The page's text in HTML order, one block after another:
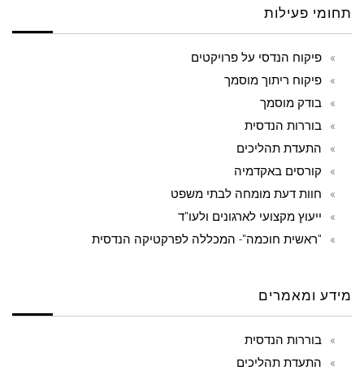
תחומי פעילות
פיקוח הנדסי על פרויקטים
פיקוח ריתוך מוסמך
בודק מוסמך
בוררות הנדסית
התעדת תהליכים
קורסים באקדמיה
חוות דעת מומחה לבתי משפט
ייעוץ מקצועי לארגונים ולעו"ד
"ראשית חוכמה"- המכללה לפרקטיקה הנדסית
מידע ומאמרים
בוררות הנדסית
התעדת תהליכים